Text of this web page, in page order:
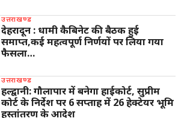
उत्तराखण्ड
देहरादून : धामी कैबिनेट की बैठक हुई
समाप्त,कई महत्वपूर्ण निर्णयों पर लिया गया
फैसला…
उत्तराखण्ड
हल्द्वानी: गौलापार में बनेगा हाईकोर्ट, सुप्रीम
कोर्ट के निर्देश पर 6 सप्ताह में 26 हेक्टेयर भूमि
हस्तांतरण के आदेश